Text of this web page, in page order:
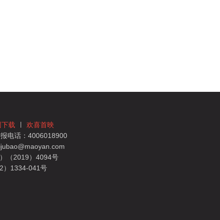
下载
欢喜首映
电话：4006018900
（2019）4094号
）1334-041号